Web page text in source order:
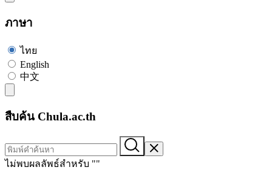
ภาษา
ไทย
English
中文
สืบค้น Chula.ac.th
ไม่พบผลลัพธ์สำหรับ ""